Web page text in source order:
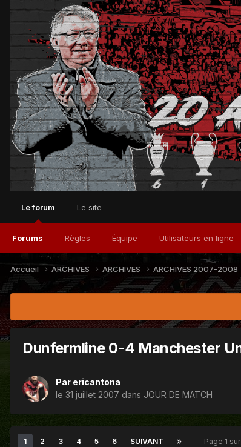
Le forum
Forums Règles Équipe Utilisateurs en ligne
Le site
Accueil ARCHIVES ARCHIVES ARCHIVES 2007-2008
Dunfermline 0-4 Manchester
Par ericantona
le 31 juillet 2007 dans JOUR DE MATCH
1 2 3 4 5 6 SUIVANT Page 1